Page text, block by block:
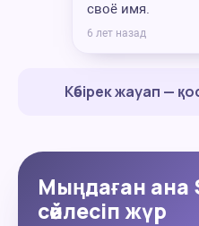
своё имя.
6 лет назад
Көбірек жауап —
Мыңдаған ана
сөйлесіп жүр